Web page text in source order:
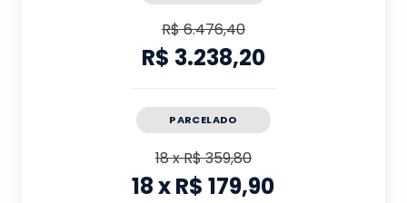
R$ 6.476,40
R$ 3.238,20
PARCELADO
18xR$ 359,80
18xR$ 179,90